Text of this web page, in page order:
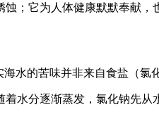
；它为人体健康默默奉献，
水的苦味并非来自食盐（
水分逐渐蒸发，氯化钠先